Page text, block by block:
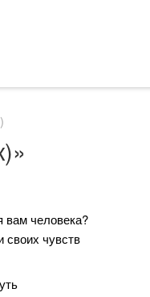
вам человека?
своих чувств